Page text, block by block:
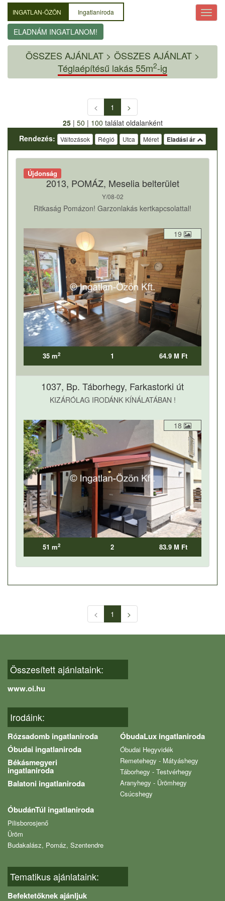
INGATLAN-ÖZÖN Ingatlaniroda
ELADNÁM INGATLANOM!
ÖSSZES AJÁNLAT> ÖSSZES AJÁNLAT >
Téglaépítésű lakás 55m2-ig
< 1
>
25| 50 | 100 találat oldalanként
Rendezés:
Változások Régió Utca Méret Eladási ár
Újdonság
2013, POMÁZ, Meselia belterület
Y/08-02
Ritkaság Pomázon! Garzonlakás kertkapcsolattal!
19
35 m2 1 64.9 M Ft
1037, Bp. Táborhegy, Farkastorki út
KIZÁRÓLAG IRODÁNK KÍNÁLATÁBAN !
18
51 m2 2 83.9 M Ft
< 1 >
Összesített ajánlataink:
www.oi.hu
Irodáink:
Rózsadomb ingatlaniroda
Óbudai ingatlaniroda
Békásmegyeri
ingatlaniroda
Balatoni ingatlaniroda
ÓbudaLux ingatlaniroda
Óbudai Hegyvidék
Remetehegy - Mátyáshegy
Táborhegy - Testvérhegy
Aranyhegy - Ürömhegy
Csúcshegy
ÓbudánTúl ingatlaniroda
Pilisborosjenő
Üröm
Budakalász, Pomáz, Szentendre
Tematikus ajánlataink:
Befektetőknek ajánljuk